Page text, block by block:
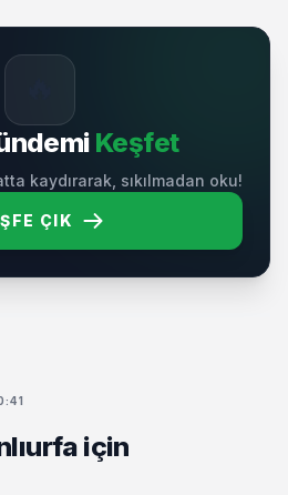
Keşfet
kaydırarak, sıkılmadan oku!
ÇIK
için